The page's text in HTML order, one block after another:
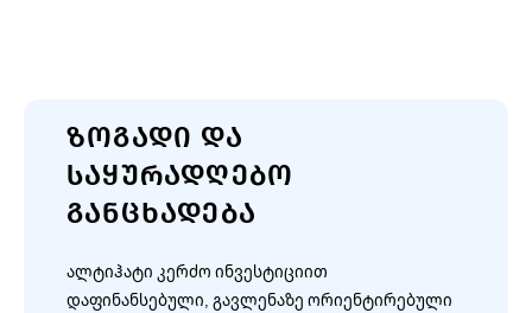
ᲖᲝᲒᲐᲓᲘ ᲓᲐ
ᲡᲐᲧᲣᲠᲐᲓᲦᲔᲑᲝ
ᲒᲐᲜᲪᲮᲐᲓᲔᲑᲐ
ალტიჰატი კერძო ინვესტიციით
დაფინანსებული, გავლენაზე ორიენტირებული